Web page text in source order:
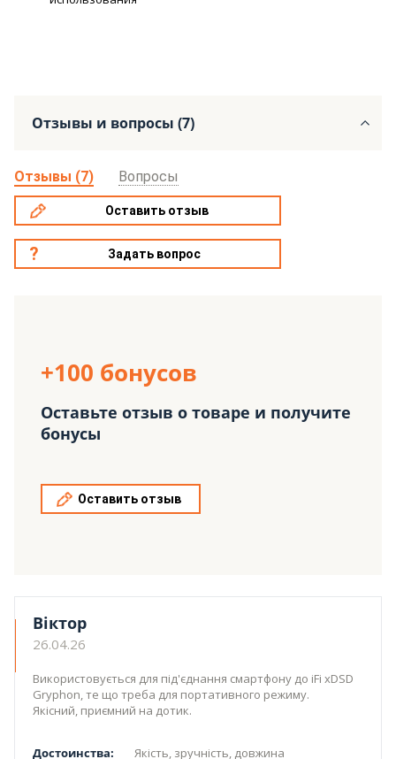
Отзывы и вопросы (7)
Отзывы (7) Вопросы
Оставить отзыв
Задать вопрос
+100 бонусов
Оставьте отзыв о товаре и получите
бонусы
Оставить отзыв
Віктор
26.04.26
Використовується для під'єднання смартфону до iFi xDSD
Gryphon, те що треба для портативного режиму.
Якісний, приємний на дотик.
Достоинства: Якість, зручність, довжина